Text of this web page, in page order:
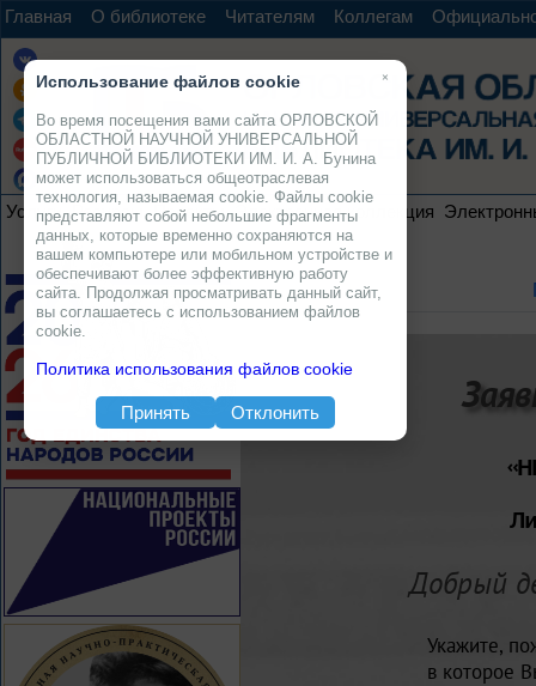
Главная О библиотеке Читателям Коллегам
Услуги Ресурсы Проекты Электронная коллекция
Добрый
Укажите,
в которое
×
Использование файлов cookie
Во время посещения вами сайта ОРЛОВСКОЙ
ОБЛАСТНОЙ НАУЧНОЙ УНИВЕРСАЛЬНОЙ
ПУБЛИЧНОЙ БИБЛИОТЕКИ ИМ. И. А. Бунина
может использоваться общеотраслевая
технология, называемая cookie. Файлы cookie
представляют собой небольшие фрагменты
данных, которые временно сохраняются на
вашем компьютере или мобильном устройстве и
обеспечивают более эффективную работу
сайта. Продолжая просматривать данный сайт,
вы соглашаетесь с использованием файлов
cookie.
Политика использования файлов cookie
Принять Отклонить